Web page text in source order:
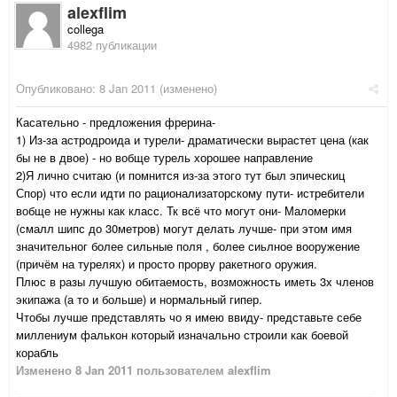
alexflim
collega
4982 публикации
Опубликовано: 8 Jan 2011 (изменено)
Касательно - предложения фрерина-
1) Из-за астродроида и турели- драматически вырастет цена (как
бы не в двое) - но вобще турель хорошее направление
2)Я лично считаю (и помнится из-за этого тут был эпическиц
Спор) что если идти по рационализаторскому пути- истребители
вобще не нужны как класс. Тк всё что могут они- Маломерки
(смалл шипс до 30метров) могут делать лучше- при этом имя
значительног более сильные поля , более сиьлное вооружение
(причём на турелях) и просто прорву ракетного оружия.
Плюс в разы лучшую обитаемость, возможность иметь 3х членов
экипажа (а то и больше) и нормальный гипер.
Чтобы лучше представлять чо я имею ввиду- представьте себе
миллениум фалькон который изначально строили как боевой
корабль
Изменено 8 Jan 2011 пользователем alexflim